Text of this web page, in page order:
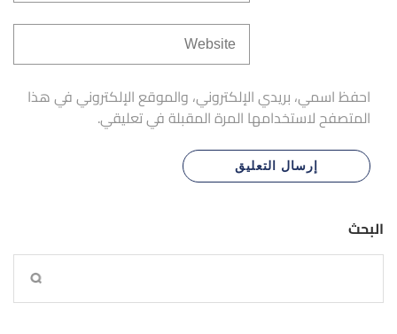
احفظ اسمي، بريدي الإلكتروني، والموقع الإلكتروني في هذا
المتصفح لاستخدامها المرة المقبلة في تعليقي.
البحث